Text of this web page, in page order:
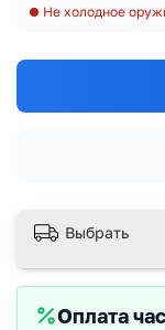
Не холодное
Выбрать
Оплата